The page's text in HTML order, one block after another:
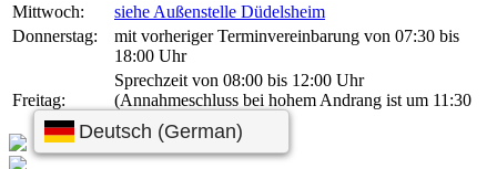
Mittwoch:
siehe Außenstelle Düdelsheim
Donnerstag:
mit vorheriger Terminvereinbarung von 07:30 bis
18:00 Uhr
Freitag:
Sprechzeit von 08:00 bis 12:00 Uhr
(Annahmeschluss bei hohem Andrang ist um 11:30
Uhr)